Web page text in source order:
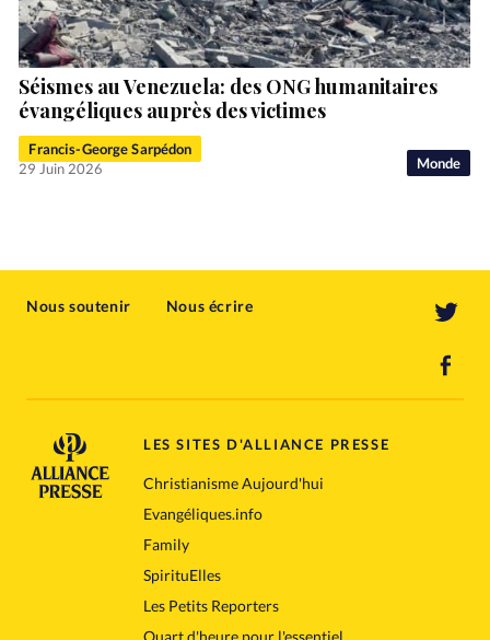
Monde
Séismes au Venezuela: des ONG humanitaires
évangéliques auprès des victimes
Francis-George Sarpédon
29 Juin 2026
Nous soutenir Nous écrire
LES SITES D'ALLIANCE PRESSE
Christianisme Aujourd'hui
Evangéliques.info
Family
SpirituElles
Les Petits Reporters